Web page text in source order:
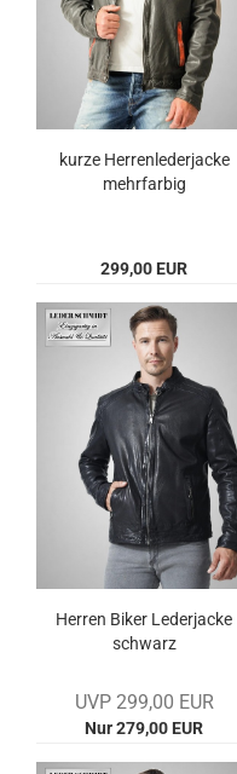
kurze Her­ren­le­der­ja­cke
mehr­far­big
299,00 EUR
Her­ren Biker Le­der­ja­cke
schwarz
UVP 299,00 EUR
Nur 279,00 EUR